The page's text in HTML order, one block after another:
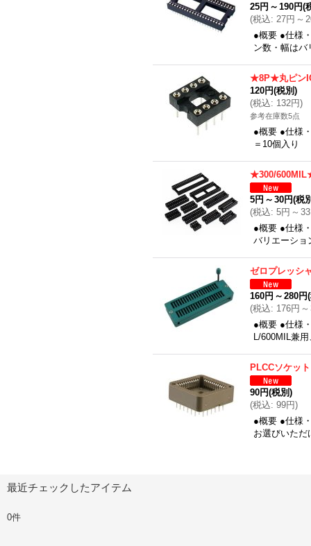
25円 ～ 190円(
(税込: 27円 ～
●概要 ●仕様
ン数・幅は
★8P★丸ピン
120円(税別)
(税込: 132円)
参考在庫数5点
●概要 ●仕様
＝10個入り
★300/
5円 ～ 30円(税
(税込: 5円 ～
●概要 ●仕様
バリエーシ
ゼロプレッシ
160円 ～ 280円
(税込: 176円 ～
●概要 ●仕様
L/600MIL兼
PLCCソケッ
90円(税別)
(税込: 99円)
●概要 ●仕様
お選びいただ
最近チェックしたアイテム
0件